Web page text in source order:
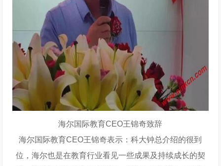
海尔国际教育CEO王锦奇致辞
海尔国际教育CEO王锦奇表示：科大钟总介绍的很到
位，海尔也是在教育行业看见一些成果及持续成长的契